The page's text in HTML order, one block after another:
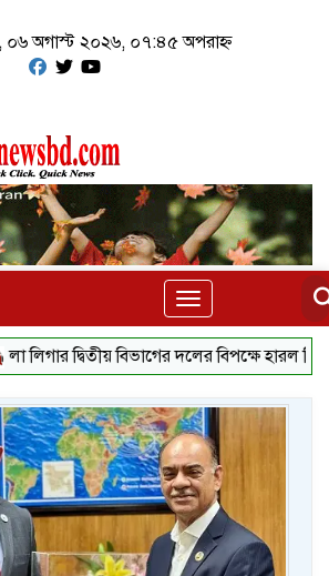
০৬ অগাস্ট ২০২৬, ০৭:৪৫ অপরাহ্ন
Toggle
navigation
দ্বিতীয় বিভাগের দলের বিপক্ষে হারল পিএসজি